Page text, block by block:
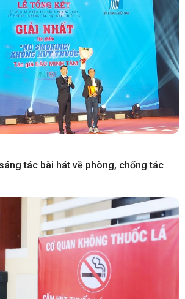
tác bài hát về phòng, chống tác